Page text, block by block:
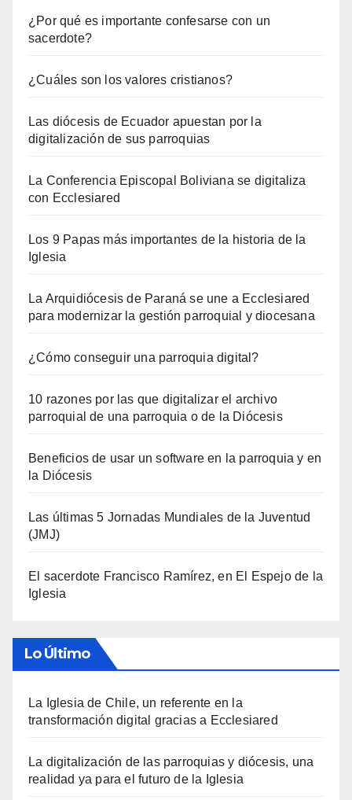
¿Por qué es importante confesarse con un
sacerdote?
¿Cuáles son los valores cristianos?
Las diócesis de Ecuador apuestan por la
digitalización de sus parroquias
La Conferencia Episcopal Boliviana se digitaliza
con Ecclesiared
Los 9 Papas más importantes de la historia de la
Iglesia
La Arquidiócesis de Paraná se une a Ecclesiared
para modernizar la gestión parroquial y diocesana
¿Cómo conseguir una parroquia digital?
10 razones por las que digitalizar el archivo
parroquial de una parroquia o de la Diócesis
Beneficios de usar un software en la parroquia y en
la Diócesis
Las últimas 5 Jornadas Mundiales de la Juventud
(JMJ)
El sacerdote Francisco Ramírez, en El Espejo de la
Iglesia
Lo Último
La Iglesia de Chile, un referente en la
transformación digital gracias a Ecclesiared
La digitalización de las parroquias y diócesis, una
realidad ya para el futuro de la Iglesia